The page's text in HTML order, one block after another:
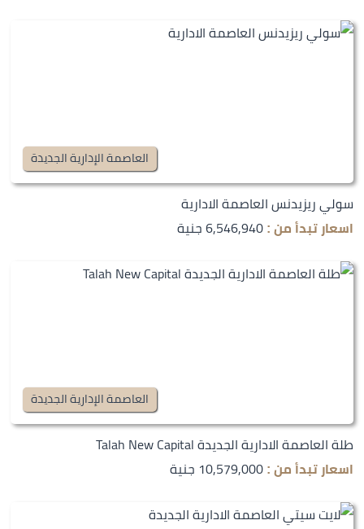
العاصمة الإدارية الجديدة
سولي ريزيدنس العاصمة الادارية
اسعار تبدأ من : 6,546,940 جنية
العاصمة الإدارية الجديدة
طلة العاصمة الادارية الجديدة Talah New Capital
اسعار تبدأ من : 10,579,000 جنية